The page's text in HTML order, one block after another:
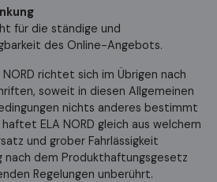
für die ständige und
des Online-Angebots.
richtet sich im Übrigen nach
soweit in diesen Allgemeinen
nichts anderes bestimmt
ELA NORD gleich aus welchem
und grober Fahrlässigkeit
nach dem Produkthaftungsgesetz
Regelungen unberührt.